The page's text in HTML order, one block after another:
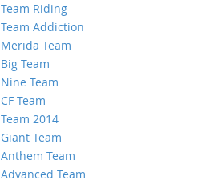
Team Riding
Team Addiction
Merida Team
Big Team
Nine Team
CF Team
Team 2014
Giant Team
Anthem Team
Advanced Team